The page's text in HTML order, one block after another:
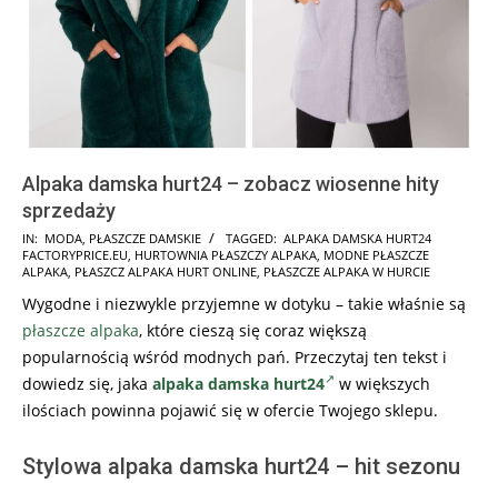
Alpaka damska hurt24 – zobacz wiosenne hity
sprzedaży
2023-
02-
IN: MODA PŁASZCZE DAMSKIE TAGGED: ALPAKA DAMSKA HURT24
FACTORYPRICE.EU HURTOWNIA PŁASZCZY ALPAKA MODNE PŁASZCZE
ALPAKA PŁASZCZ ALPAKA HURT ONLINE PŁASZCZE ALPAKA W HURCIE
Wygodne i niezwykle przyjemne w dotyku – takie właśnie są
płaszcze alpaka, które cieszą się coraz większą
popularnością wśród modnych pań. Przeczytaj ten tekst i
dowiedz się, jaka alpaka damska hurt24
w większych
ilościach powinna pojawić się w ofercie Twojego sklepu.
Stylowa alpaka damska hurt24 – hit sezonu